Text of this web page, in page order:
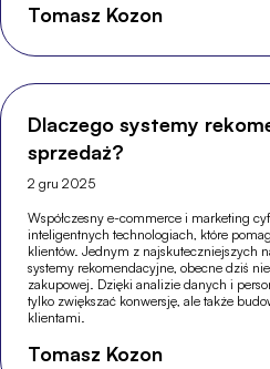
Tomasz Kozon
Dlaczego systemy
sprzedaż?
2 gru 2025
Współczesny e-commerce i marketing
inteligentnych technologiach, które
klientów. Jednym z najskuteczniejszych
systemy rekomendacyjne, obecne dziś
zakupowej. Dzięki analizie danych i
tylko zwiększać konwersję, ale także
klientami.
Tomasz Kozon